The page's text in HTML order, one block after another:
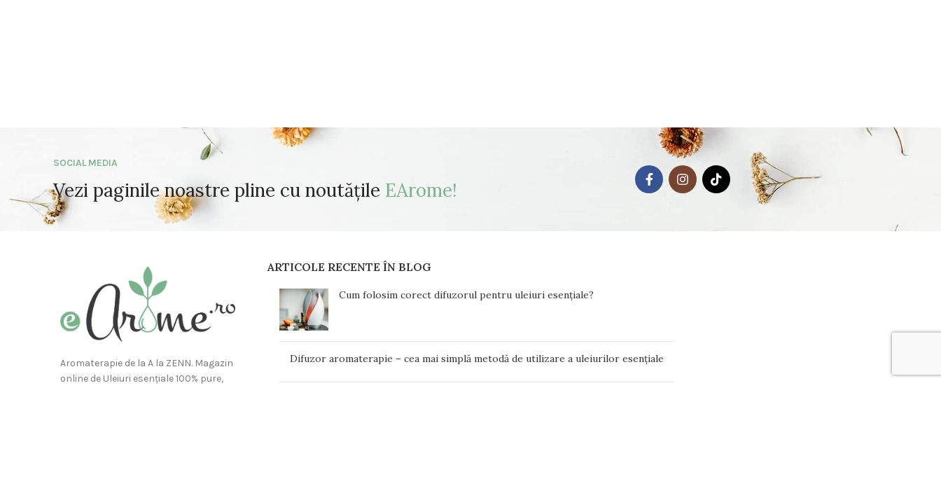
SOCIAL MEDIA
Vezi paginile noastre pline cu noutățile EArome!
Aromaterapie de la A la ZENN. Magazin
online de Uleiuri esențiale 100% pure,
ARTICOLE RECENTE ÎN BLOG
Cum folosim corect difuzorul pentru uleiuri esențiale?
Difuzor aromaterapie – cea mai simplă metodă de utilizare a uleiurilor esențiale